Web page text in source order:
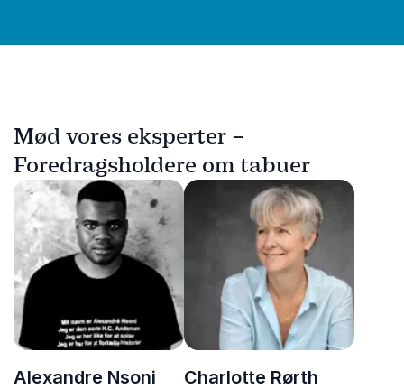
Mød vores eksperter –
Foredragsholdere om tabuer
Alexandre Nsoni Charlotte Rørth